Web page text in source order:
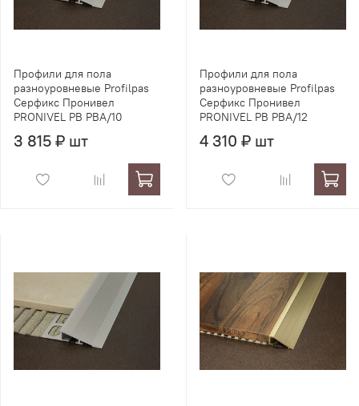
Профили для пола
разноуровневые Profilpas
Серфикс Пронивел
PRONIVEL PB PBA/10
3 815 ₽ шт
Профили для пола
разноуровневые Profilpas
Серфикс Пронивел
PRONIVEL PB PBA/12
4 310 ₽ шт